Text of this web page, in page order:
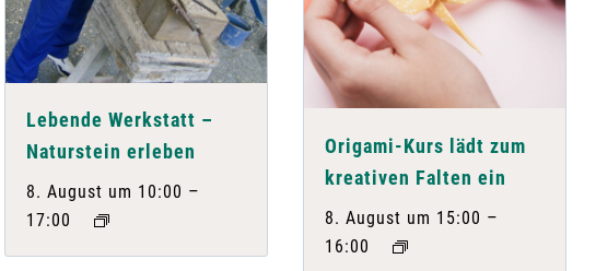
Lebende Werkstatt –
Naturstein erleben
8. August um 10:00 –
17:00
Origami-Kurs lädt zum
kreativen Falten ein
8. August um 15:00 –
16:00